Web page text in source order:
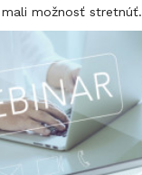
možnosť stretnúť.